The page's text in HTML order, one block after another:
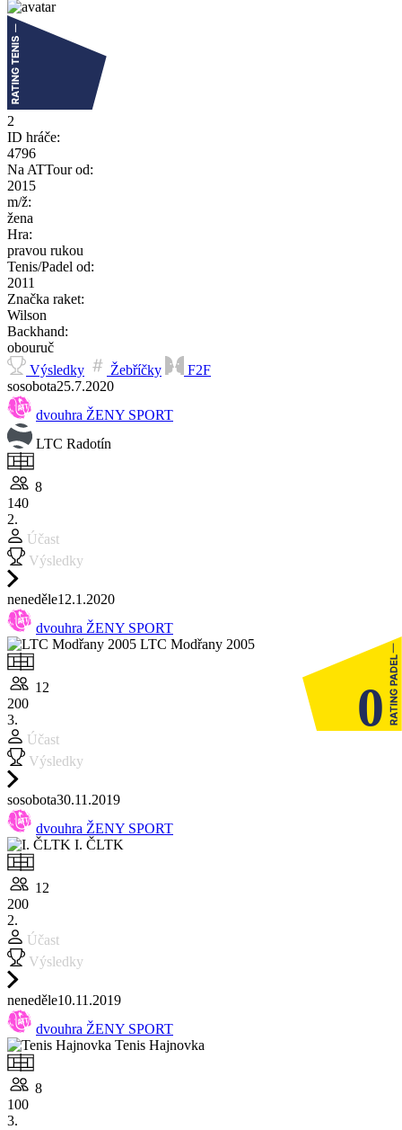
2
0
ID hráče:
4796
Na ATTour od:
2015
m/ž:
žena
Hra:
pravou rukou
Tenis/Padel od:
2011
Značka raket:
Wilson
Backhand:
obouruč
Výsledky
Žebříčky
F2F
sosobota25.7.2020
dvouhra ŽENY SPORT
LTC Radotín
8
140
2.
Účast
Výsledky
neneděle12.1.2020
dvouhra ŽENY SPORT
LTC Modřany 2005
12
200
3.
Účast
Výsledky
sosobota30.11.2019
dvouhra ŽENY SPORT
I. ČLTK
12
200
2.
Účast
Výsledky
neneděle10.11.2019
dvouhra ŽENY SPORT
Tenis Hajnovka
8
100
3.